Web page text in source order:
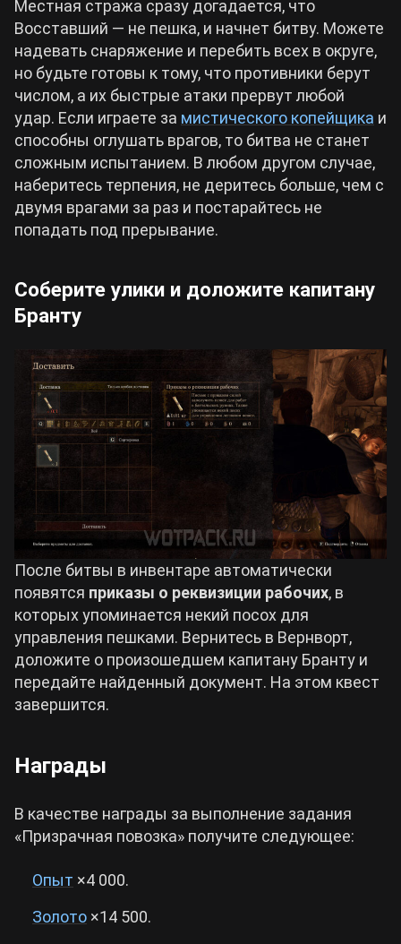
Местная стража сразу догадается, что
Восставший — не пешка, и начнет битву. Можете
надевать снаряжение и перебить всех в округе,
но будьте готовы к тому, что противники берут
числом, а их быстрые атаки прервут любой
удар. Если играете за мистического копейщика и
способны оглушать врагов, то битва не станет
сложным испытанием. В любом другом случае,
наберитесь терпения, не деритесь больше, чем с
двумя врагами за раз и постарайтесь не
попадать под прерывание.
Соберите улики и доложите капитану
Бранту
После битвы в инвентаре автоматически
появятся приказы о реквизиции рабочих, в
которых упоминается некий посох для
управления пешками. Вернитесь в Вернворт,
доложите о произошедшем капитану Бранту и
передайте найденный документ. На этом квест
завершится.
Награды
В качестве награды за выполнение задания
«Призрачная повозка» получите следующее:
Опыт ×4 000.
Золото ×14 500.